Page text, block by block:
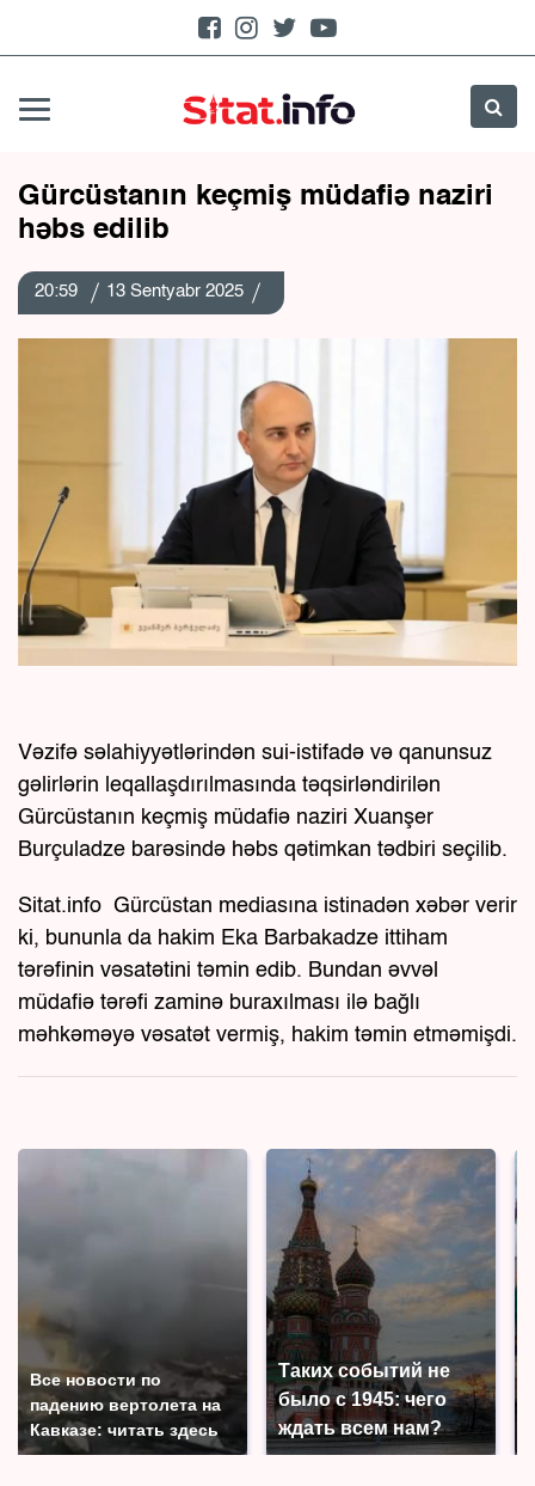
Gürcüstanın keçmiş müdafiə naziri
həbs edilib
20:59 13 Sentyabr 2025
Vəzifə səlahiyyətlərindən sui-istifadə və qanunsuz
gəlirlərin leqallaşdırılmasında təqsirləndirilən
Gürcüstanın keçmiş müdafiə naziri Xuanşer
Burçuladze barəsində həbs qətimkan tədbiri seçilib.
Sitat.info Gürcüstan mediasına istinadən xəbər verir
ki, bununla da hakim Eka Barbakadze ittiham
tərəfinin vəsatətini təmin edib. Bundan əvvəl
müdafiə tərəfi zaminə buraxılması ilə bağlı
məhkəməyə vəsatət vermiş, hakim təmin etməmişdi.
Все новости по
падению вертолета на
Кавказе: читать здесь
Таких событий не
было с 1945: чего
ждать всем нам?